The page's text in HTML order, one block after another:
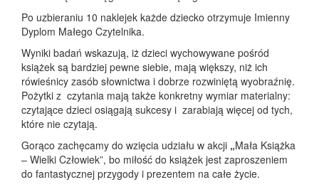
Po uzbieraniu 10 naklejek każde dziecko otrzymuje Imienny
Dyplom Małego Czytelnika.
Wyniki badań wskazują, iż dzieci wychowywane pośród
książek są bardziej pewne siebie, mają większy, niż ich
rówieśnicy zasób słownictwa i dobrze rozwiniętą wyobraźnię.
Pożytki z czytania mają także konkretny wymiar materialny:
czytające dzieci osiągają sukcesy i zarabiają więcej od tych,
które nie czytają.
Gorąco zachęcamy do wzięcia udziału w akcji „Mała Książka
– Wielki Człowiek”, bo miłość do książek jest zaproszeniem
do fantastycznej przygody i prezentem na całe życie.